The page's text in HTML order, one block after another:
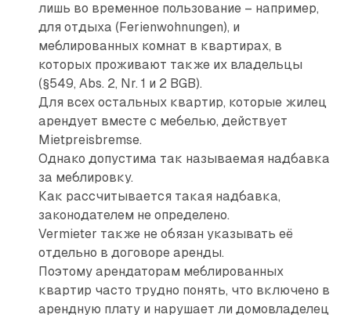
лишь во временное пользование – например,
для отдыха (Ferienwohnungen), и
меблированных комнат в квартирах, в
которых проживают также их владельцы
(§549, Abs. 2, Nr. 1 и 2 BGB).
Для всех остальных квартир, которые жилец
арендует вместе с мебелью, действует
Mietpreisbremse.
Однако допустима так называемая надбавка
за меблировку.
Как рассчитывается такая надбавка,
законодателем не определено.
Vermieter также не обязан указывать её
отдельно в договоре аренды.
Поэтому арендаторам меблированных
квартир часто трудно понять, что включено в
арендную плату и нарушает ли домовладелец